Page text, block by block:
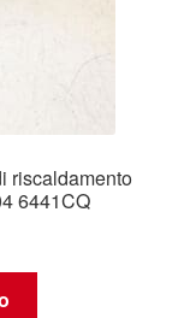
riscaldamento
6441CQ